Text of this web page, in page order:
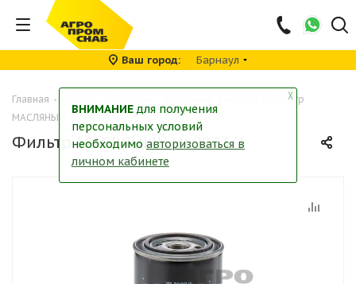
Ваш город Барнаул
Главная -
Фильтр
МАСЛЯНЫЙ W 9023/1
Фильтр МАСЛЯНЫЙ W 9023/1
╳
ВНИМАНИЕ для получения
персональных условий
необходимо авторизоваться в
личном кабинете